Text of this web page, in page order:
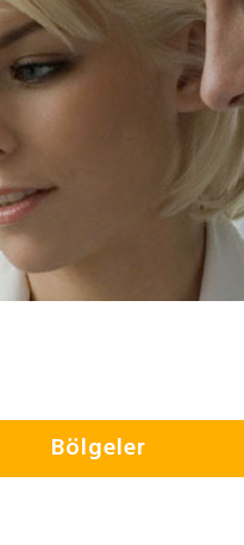
Bölgeler